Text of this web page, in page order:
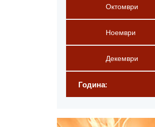
Октомври
Ноември
Декември
Година: